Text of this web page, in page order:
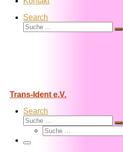
Search
Suche
Trans-Ident e.V.
Search
Suche
Suche
Menü